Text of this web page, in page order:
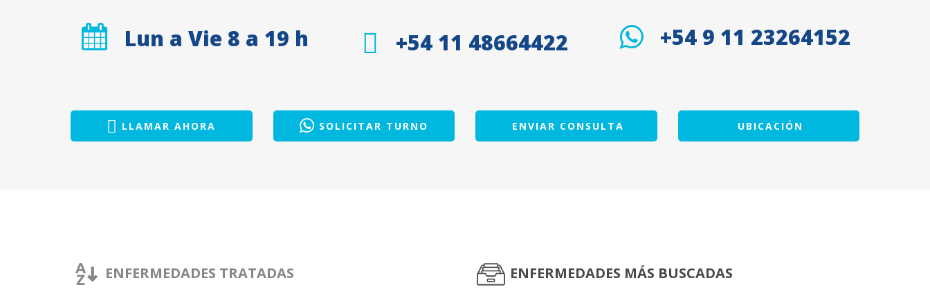
Lun a Vie 8 a 19 h +54 11 48664422 +54 9 11 23264152
LLAMAR AHORA SOLICITAR TURNO ENVIAR CONSULTA UBICACIÓN
ENFERMEDADES TRATADAS ENFERMEDADES MÁS BUSCADAS